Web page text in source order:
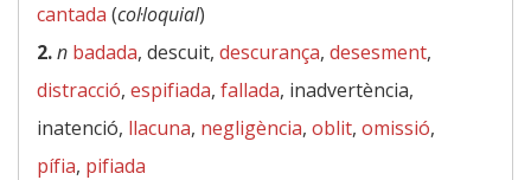
cantada (col·loquial)
2.n badada, descuit, descurança, desesment,
distracció, espifiada, fallada, inadvertència,
inatenció, llacuna, negligència, oblit, omissió,
pífia, pifiada